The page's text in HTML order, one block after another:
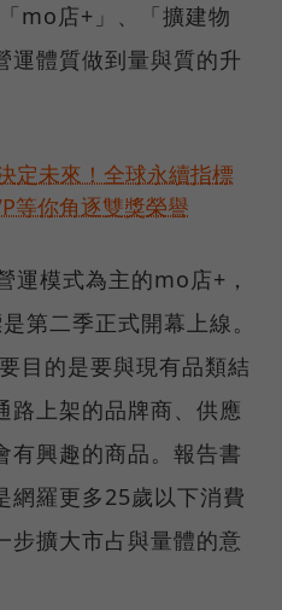
mo店+」、「擴建物
運體質做到量與質的升
定未來！全球永續指標
等你角逐雙獎榮譽
運模式為主的mo店+，
第二季正式開幕上線。
目的是要與現有品類結
路上架的品牌商、供應
有興趣的商品。報告書
網羅更多25歲以下消費
步擴大市占與量體的意